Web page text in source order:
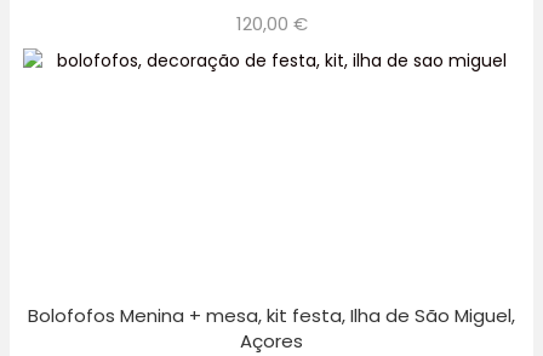
120,00 €
Bolofofos Menina + mesa, kit festa, Ilha de São Miguel,
Açores